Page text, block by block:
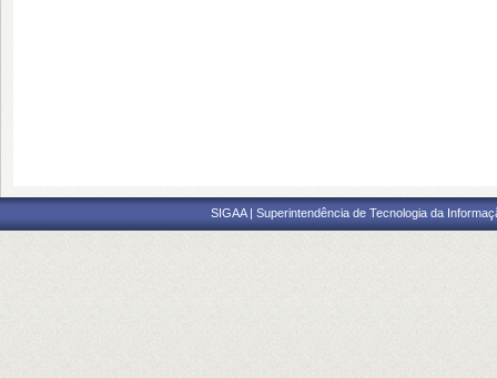
SIGAA | Superintendência de Tecnologia da